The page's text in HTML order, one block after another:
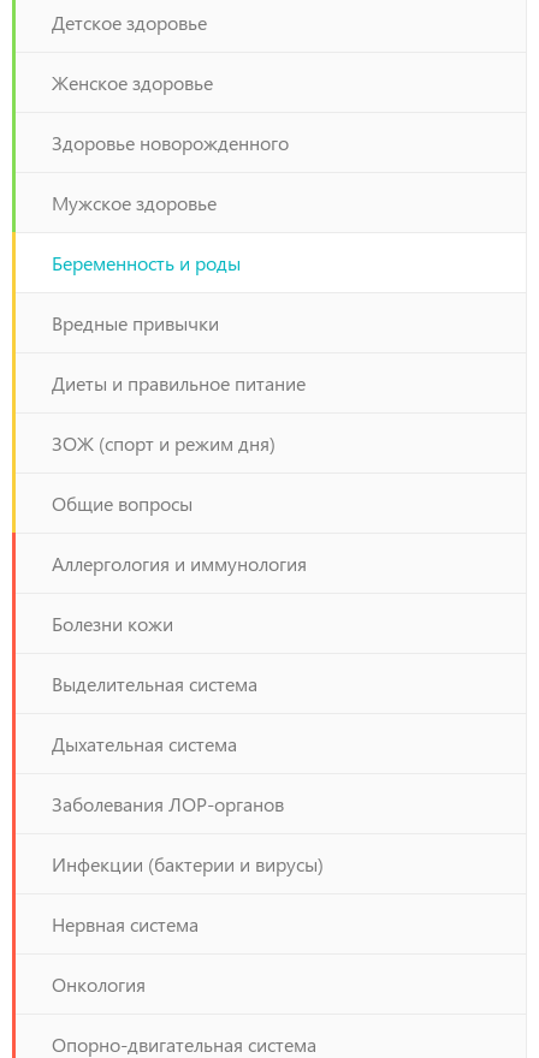
Детское здоровье
Женское здоровье
Здоровье новорожденного
Мужское здоровье
Беременность и роды
Вредные привычки
Диеты и правильное питание
ЗОЖ (спорт и режим дня)
Общие вопросы
Аллергология и иммунология
Болезни кожи
Выделительная система
Дыхательная система
Заболевания ЛОР-органов
Инфекции (бактерии и вирусы)
Нервная система
Онкология
Опорно-двигательная система